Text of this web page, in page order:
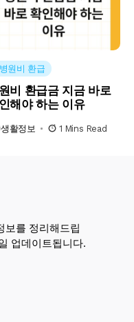
원비 환급
비 환급금 지금 바로
해야 하는 이유
생활정보 1 Mins Read
보를 정리해드립
업데이트됩니다.